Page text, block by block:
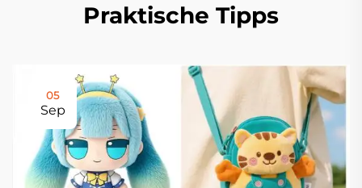
Praktische Tipps
05
Sep